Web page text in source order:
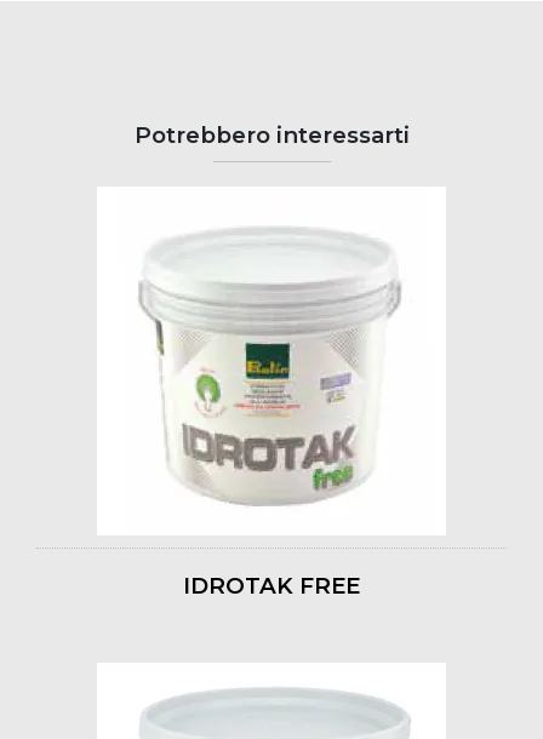
Potrebbero interessarti
IDROTAK FREE